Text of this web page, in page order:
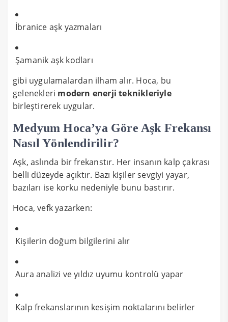
İbranice aşk yazmaları
Şamanik aşk kodları
gibi uygulamalardan ilham alır. Hoca, bu
gelenekleri modern enerji teknikleriyle
birleştirerek uygular.
Medyum Hoca’ya Göre Aşk Frekansı
Nasıl Yönlendirilir?
Aşk, aslında bir frekanstır. Her insanın kalp çakrası
belli düzeyde açıktır. Bazı kişiler sevgiyi yayar,
bazıları ise korku nedeniyle bunu bastırır.
Hoca, vefk yazarken:
Kişilerin doğum bilgilerini alır
Aura analizi ve yıldız uyumu kontrolü yapar
Kalp frekanslarının kesişim noktalarını belirler